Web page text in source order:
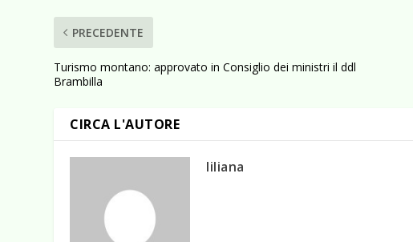
PRECEDENTE
Turismo montano: approvato in Consiglio dei ministri il ddl
Brambilla
CIRCA L'AUTORE
liliana